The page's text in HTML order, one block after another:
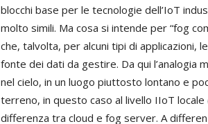
blocchi base per le tecnologie dell’IoT
molto simili. Ma cosa si intende per “fog
che, talvolta, per alcuni tipi di applicazioni,
fonte dei dati da gestire. Da qui l’analogia
nel cielo, in un luogo piuttosto lontano e
terreno, in questo caso al livello IIoT locale
differenza tra cloud e fog server. A